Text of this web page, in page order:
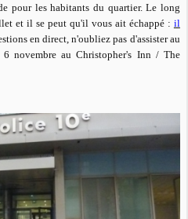
pour les habitants du quartier. Le long
et il se peut qu'il vous ait échappé : il
en direct, n'oubliez pas d'assister au
novembre au Christopher's Inn / The